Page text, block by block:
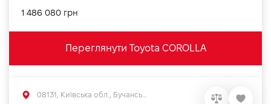
1 486 080 грн
Переглянути Toyota COROLLA